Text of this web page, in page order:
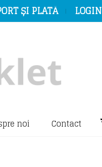
ȘI PLATĂ
noi Contact